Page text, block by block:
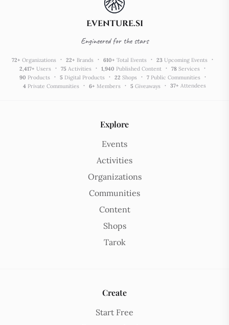
Eventure.si
Engineered for the stars
72+ Organizations 22+ Brands 610+ Total Events 23 Upcoming Events
2,417+ Users 75 Activities 1,940 Published Content 78 Services
90 Products 5 Digital Products 22 Shops 7Public Communities
4 Private Communities 6+ Members 5 Giveaways 37+ Attendees
Explore
Events
Activities
Organizations
Communities
Content
Shops
Tarok
Create
Start Free